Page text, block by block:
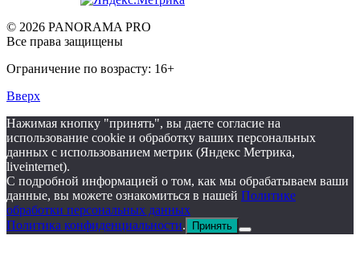
© 2026 PANORAMA PRO
Все права защищены
Ограничение по возрасту: 16+
Вверх
Нажимая кнопку "принять", вы даете согласие на
использование cookie и обработку ваших персональных
данных с использованием метрик (Яндекс Метрика,
liveinternet).
С подробной информацией о том, как мы обрабатываем ваши
данные, вы можете ознакомиться в нашей Политике
обработки персональных данных
Политика конфиденциальности. Принять